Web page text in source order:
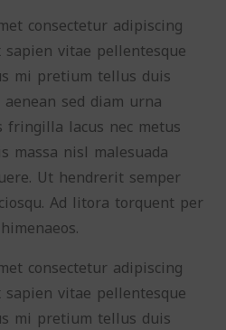
consectetur adipiscing
vitae pellentesque
mi pretium tellus duis
sed diam urna
fringilla lacus nec metus
massa nisl malesuada
Ut hendrerit semper
Ad litora torquent per
consectetur adipiscing
vitae pellentesque
mi pretium tellus duis